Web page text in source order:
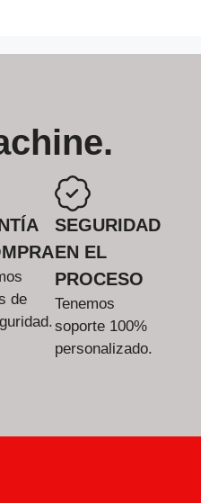
de
SEGURIDAD
EN EL
PROCESO
Tenemos
soporte 100%
personalizado.